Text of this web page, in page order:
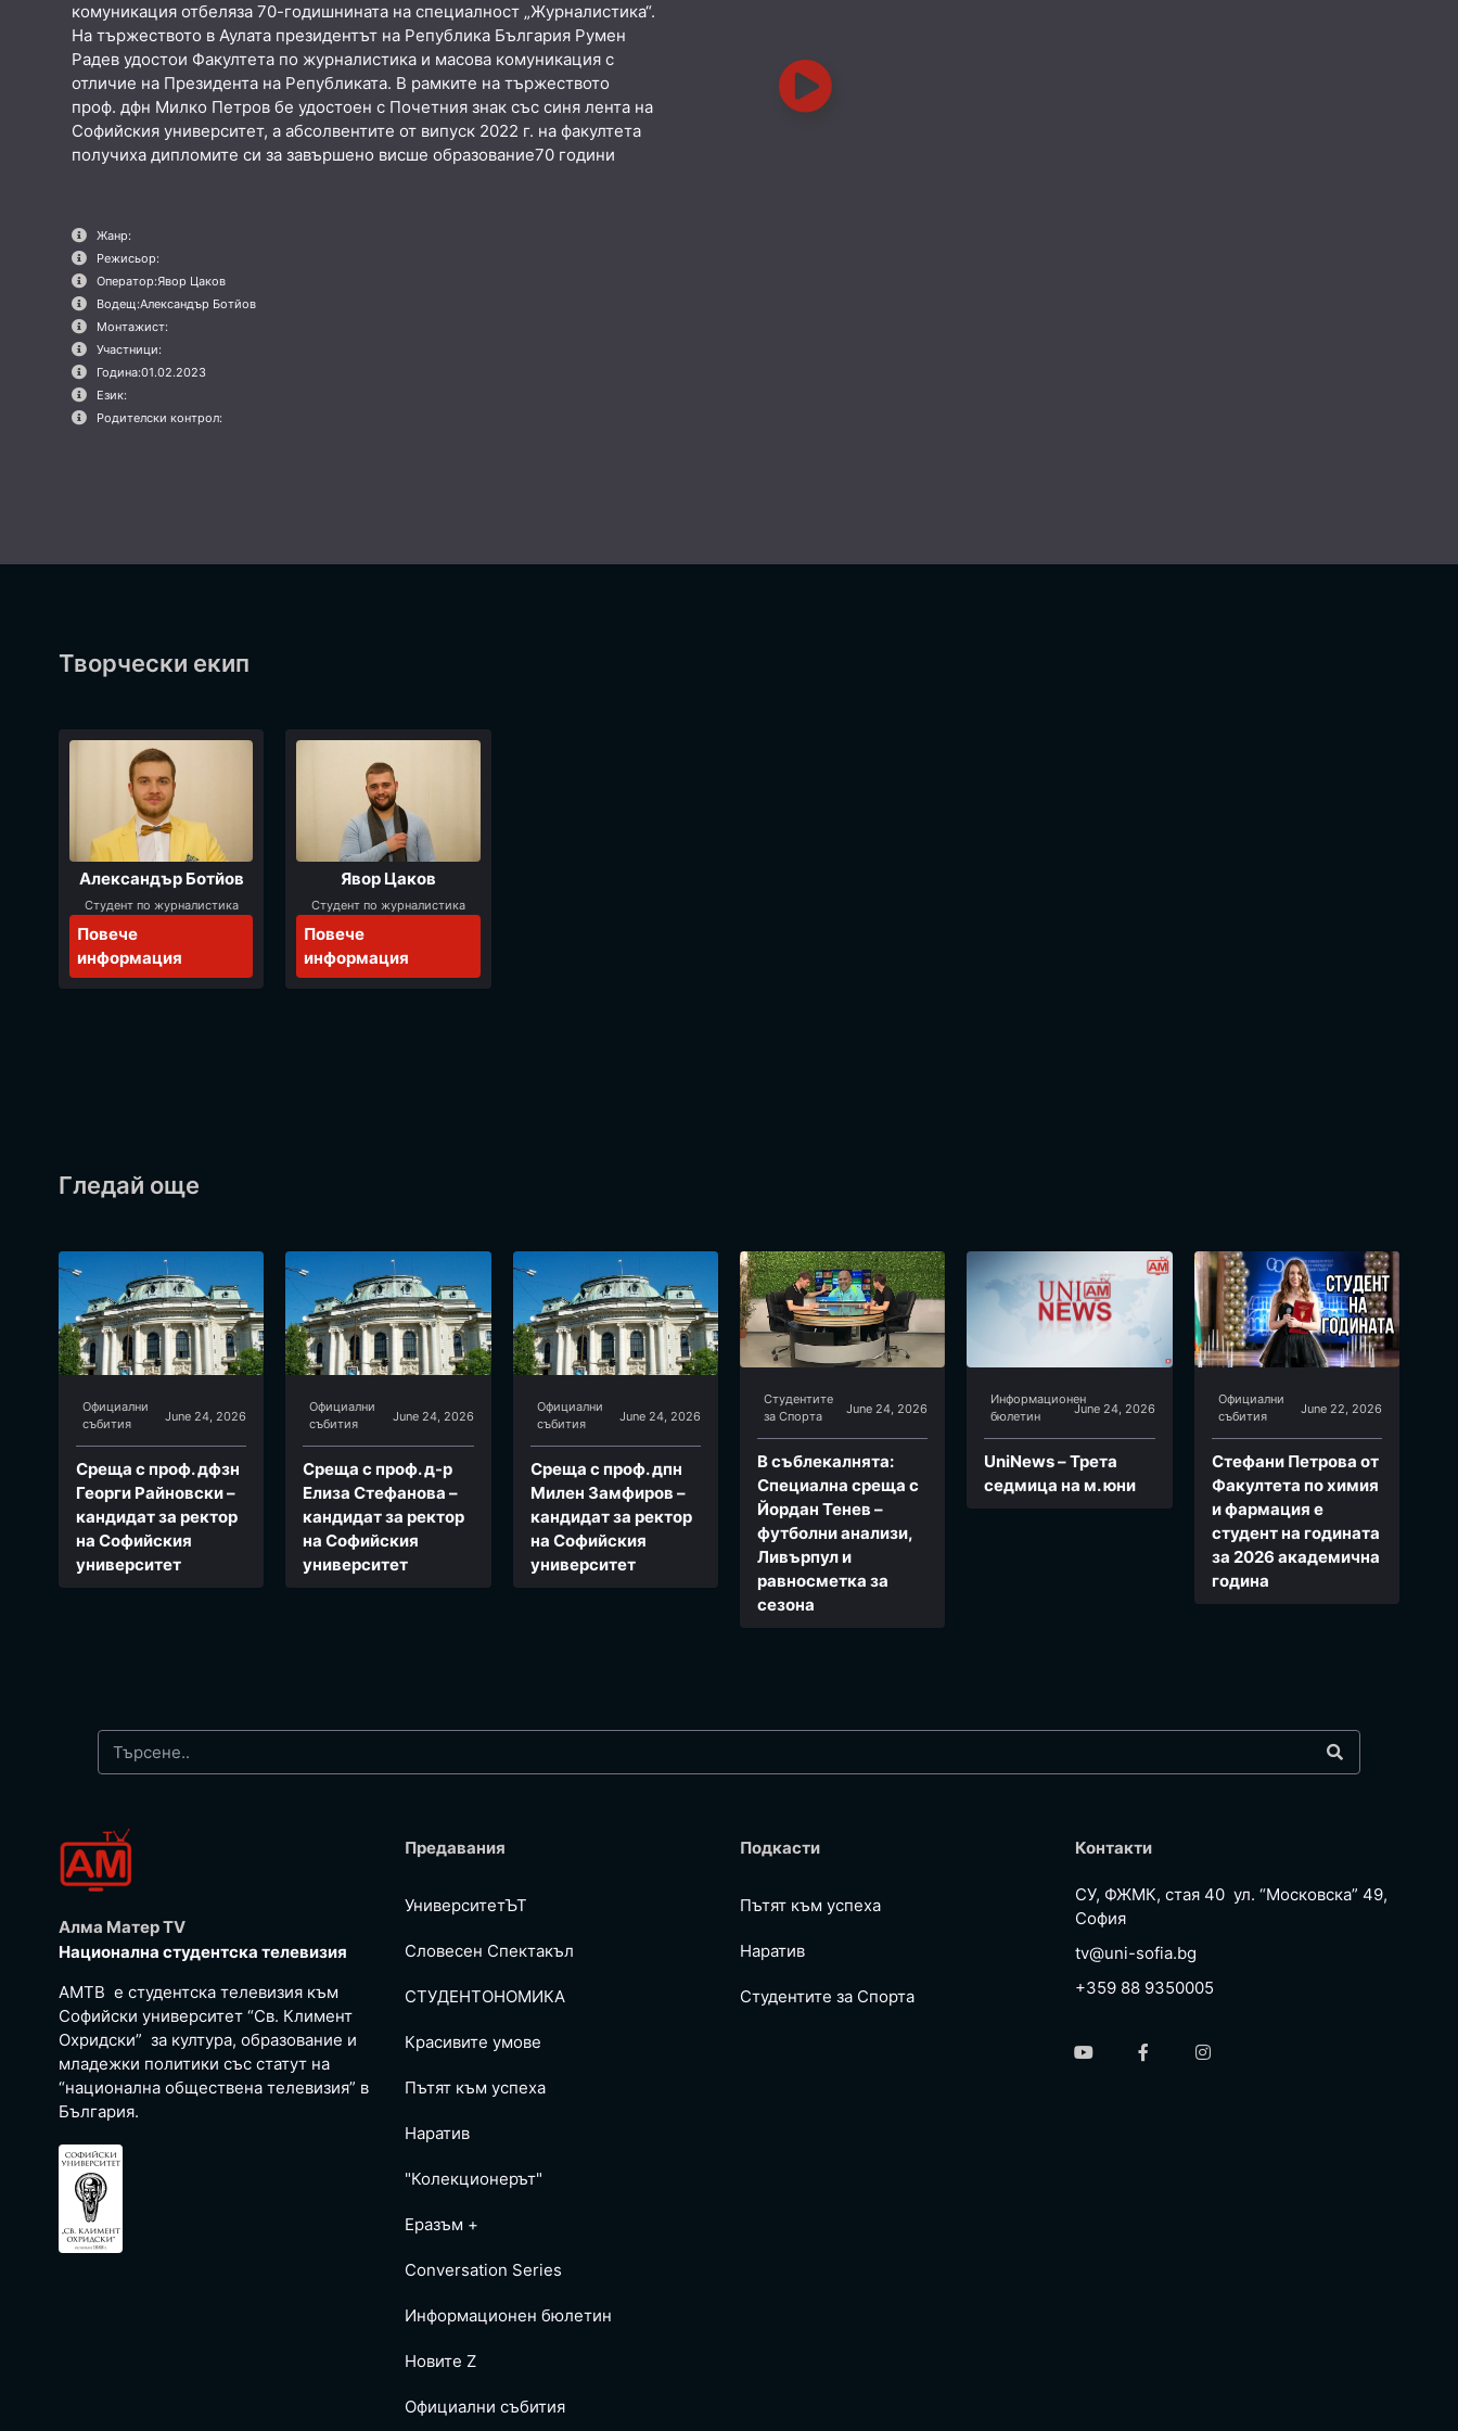
комуникация отбеляза 70-годишнината на специалност „Журналистика“.
На тържеството в Аулата президентът на Република България Румен
Радев удостои Факултета по журналистика и масова комуникация с
отличие на Президента на Републиката. В рамките на тържеството
проф. дфн Милко Петров бе удостоен с Почетния знак със синя лента на
Софийския университет, а абсолвентите от випуск 2022 г. на факултета
получиха дипломите си за завършено висше образование70 години
Жанр:
Режисьор:
Оператор:Явор Цаков
Водещ:Александър Ботйов
Монтажист:
Участници:
Година:01.02.2023
Език:
Родителски контрол:
Творчески екип
Александър Ботйов
Студент по журналистика
Повече
информация
Явор Цаков
Студент по журналистика
Повече
информация
Гледай още
Официални
събития
June 24, 2026
Среща с проф. дфзн
Георги Райновски –
кандидат за ректор
на Софийския
университет
Официални
събития
June 24, 2026
Среща с проф. д-р
Елиза Стефанова –
кандидат за ректор
на Софийския
университет
Официални
събития
June 24, 2026
Среща с проф. дпн
Милен Замфиров –
кандидат за ректор
на Софийския
университет
Студентите
за Спортa
June 24, 2026
В съблекалнята:
Специална среща с
Йордан Тенев –
футболни анализи,
Ливърпул и
равносметка за
сезона
Информационен
бюлетин
June 24, 2026
UniNews – Трета
седмица на м. юни
Официални
събития
June 22, 2026
Стефани Петрова от
Факултета по химия
и фармация e
студент на годината
за 2026 академична
година
Алма Матер TV
Национална студентска телевизия
АМТВ е студентска телевизия към
Софийски университет “Св. Климент
Охридски” за култура, образование и
младежки политики със статут на
“национална обществена телевизия” в
България.
Предавания
УниверситетЪТ
Словесен Спектакъл
СТУДЕНТОНОМИКА
Красивите умове
Пътят към успеха
Наратив
"Колекционерът"
Еразъм +
Conversation Series
Информационен бюлетин
Новите Z
Официални събития
Подкасти
Пътят към успеха
Наратив
Студентите за Спортa
Контакти
СУ, ФЖМК, стая 40 ул. “Московска” 49,
София
tv@uni-sofia.bg
+359 88 9350005